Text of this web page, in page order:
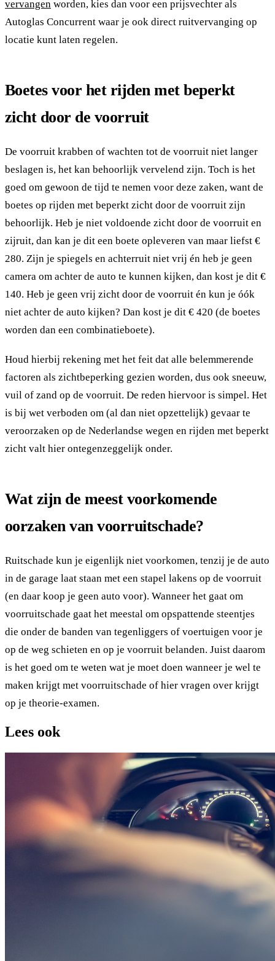
vervangen worden, kies dan voor een prijsvechter als
Autoglas Concurrent waar je ook direct ruitvervanging op
locatie kunt laten regelen.
Boetes voor het rijden met beperkt
zicht door de voorruit
De voorruit krabben of wachten tot de voorruit niet langer
beslagen is, het kan behoorlijk vervelend zijn. Toch is het
goed om gewoon de tijd te nemen voor deze zaken, want de
boetes op rijden met beperkt zicht door de voorruit zijn
behoorlijk. Heb je niet voldoende zicht door de voorruit en
zijruit, dan kan je dit een boete opleveren van maar liefst €
280. Zijn je spiegels en achterruit niet vrij én heb je geen
camera om achter de auto te kunnen kijken, dan kost je dit €
140. Heb je geen vrij zicht door de voorruit én kun je óók
niet achter de auto kijken? Dan kost je dit € 420 (de boetes
worden dan een combinatieboete).
Houd hierbij rekening met het feit dat alle belemmerende
factoren als zichtbeperking gezien worden, dus ook sneeuw,
vuil of zand op de voorruit. De reden hiervoor is simpel. Het
is bij wet verboden om (al dan niet opzettelijk) gevaar te
veroorzaken op de Nederlandse wegen en rijden met beperkt
zicht valt hier ontegenzeggelijk onder.
Wat zijn de meest voorkomende
oorzaken van voorruitschade?
Ruitschade kun je eigenlijk niet voorkomen, tenzij je de auto
in de garage laat staan met een stapel lakens op de voorruit
(en daar koop je geen auto voor). Wanneer het gaat om
voorruitschade gaat het meestal om opspattende steentjes
die onder de banden van tegenliggers of voertuigen voor je
op de weg schieten en op je voorruit belanden. Juist daarom
is het goed om te weten wat je moet doen wanneer je wel te
maken krijgt met voorruitschade of hier vragen over krijgt
op je theorie-examen.
Lees ook